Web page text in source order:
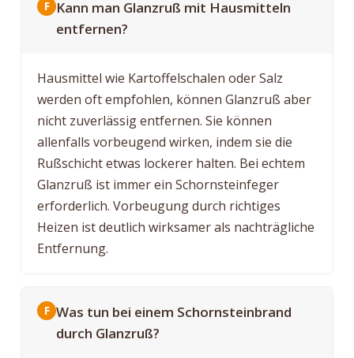
Kann man Glanzruß mit Hausmitteln
entfernen?
Hausmittel wie Kartoffelschalen oder Salz
werden oft empfohlen, können Glanzruß aber
nicht zuverlässig entfernen. Sie können
allenfalls vorbeugend wirken, indem sie die
Rußschicht etwas lockerer halten. Bei echtem
Glanzruß ist immer ein Schornsteinfeger
erforderlich. Vorbeugung durch richtiges
Heizen ist deutlich wirksamer als nachträgliche
Entfernung.
Was tun bei einem Schornsteinbrand
durch Glanzruß?